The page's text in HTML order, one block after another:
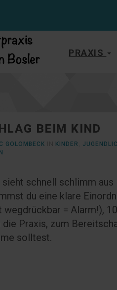
PRAXIS
BEIM KIND
GOLOMBECK KINDER
sieht schnell schlimm
du eine klare
wegdrückbar = Alarm!),
die Praxis, zum
solltest.